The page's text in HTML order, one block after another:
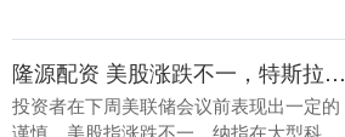
1....
隆源配资 美股涨跌不一，特斯拉两日大涨14%，美债美元齐跌，加密货币普涨
投资者在下周美联储会议前表现出一定的
谨慎，美股指涨跌不一，纳指在大型科技